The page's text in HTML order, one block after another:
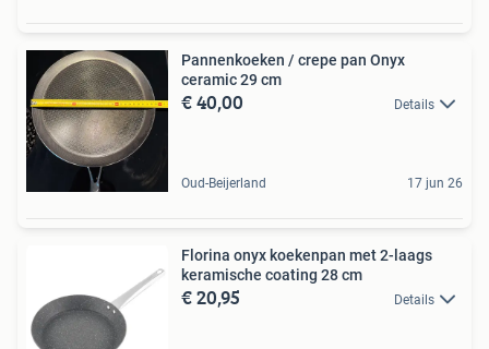
Pannenkoeken / crepe pan Onyx
ceramic 29 cm
€ 40,00 Details
Oud-Beijerland 17 jun 26
Florina onyx koekenpan met 2-laags
keramische coating 28 cm
€ 20,95 Details